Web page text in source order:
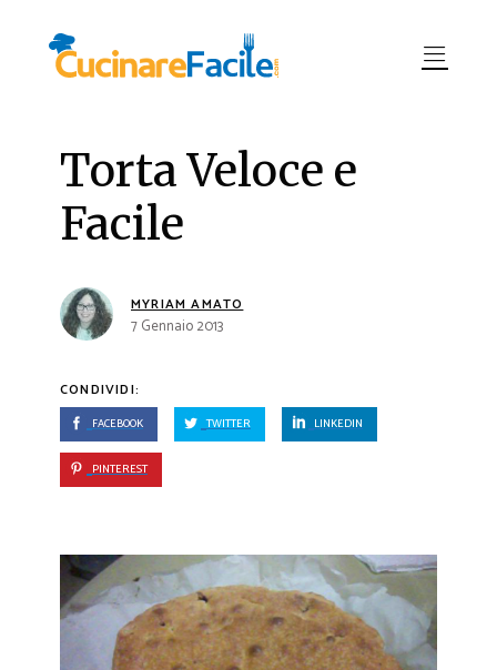
Torta Veloce e
Facile
MYRIAM AMATO
7 Gennaio 2013
CONDIVIDI:
FACEBOOK TWITTER LINKEDIN
PINTEREST